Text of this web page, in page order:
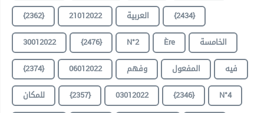
{2362}
21012022 العربية
{2434}
30012022
{2476} N°2 Ère
الخامسة
{2374}
06012022 وفهم المفعول
فيه
للمكان
{2357} 03012022 {2346}
N°4